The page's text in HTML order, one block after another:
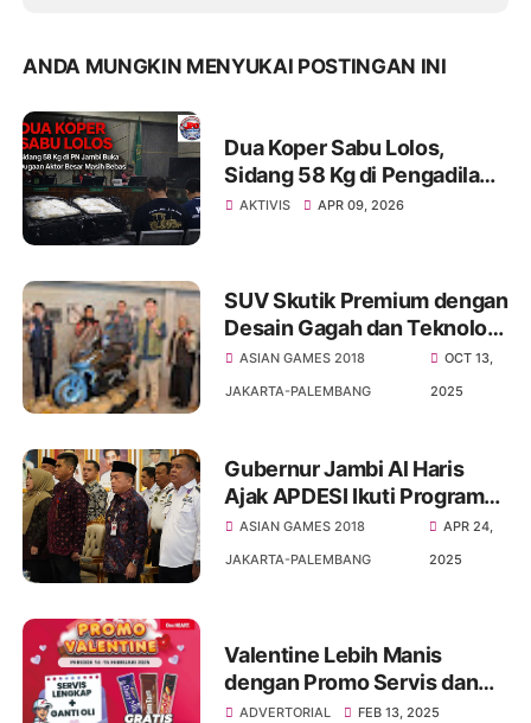
ANDA MUNGKIN MENYUKAI POSTINGAN INI
Dua Koper Sabu Lolos,
Sidang 58 Kg di Pengadilan
Negeri Jambi Buka Dugaan
AKTIVIS APR 09, 2026
SUV Skutik Premium dengan
Desain Gagah dan Teknologi
Terkini, New Honda ADV160
Resmi Diluncurkan di Jambi
ASIAN GAMES 2018
JAKARTA-PALEMBANG
OCT 13,
2025
Gubernur Jambi Al Haris
Ajak APDESI Ikuti Program
Presiden Membangun Desa
ASIAN GAMES 2018
JAKARTA-PALEMBANG
APR 24,
2025
Valentine Lebih Manis
dengan Promo Servis dan
Coklat Gratis di AHASS
ADVERTORIAL FEB 13, 2025